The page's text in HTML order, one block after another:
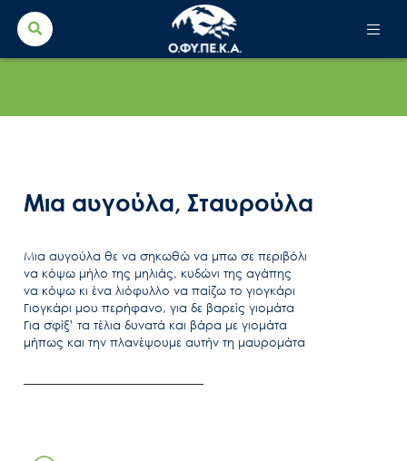
Search
for:
Μια αυγούλα, Σταυρούλα
Μια αυγούλα θε να σηκωθώ να μπω σε περιβόλι
να κόψω μήλο της μηλιάς, κυδώνι της αγάπης
να κόψω κι ένα λιόφυλλο να παίζω το γιογκάρι
Γιογκάρι μου περήφανο, για δε βαρείς γιομάτα
Για σφίξ’ τα τέλια δυνατά και βάρα με γιομάτα
μήπως και την πλανέψουμε αυτήν τη μαυρομάτα